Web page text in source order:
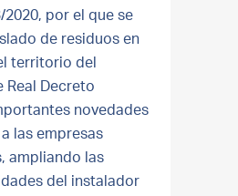
2020, por el que se
de residuos en
territorio del
Real Decreto
novedades
las empresas
ampliando las
del instalador